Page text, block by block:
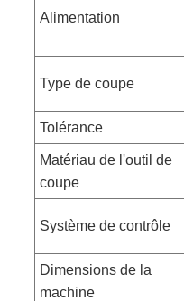
Alimentation
Type de coupe
Tolérance
Matériau de l'outil de
coupe
Système de contrôle
Dimensions de la
machine